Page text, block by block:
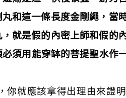
和這一條長度金剛繩，當
就是假的內密上師和假的
須用能穿缽的菩提聖水作
你就應該拿得出理由來證